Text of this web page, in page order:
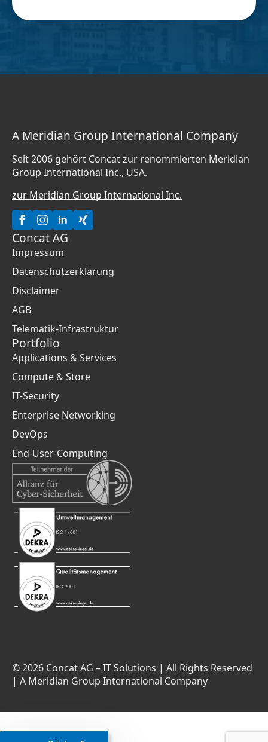
A Meridian Group International Company
Seit 2006 gehört Concat zur renommierten Meridian
Group International Inc., USA.
zur Meridian Group International Inc.
Concat AG
Impressum
Datenschutzerklärung
Disclaimer
AGB
Telematik-Infrastruktur
Portfolio
Applications & Services
Compute & Store
IT-Security
Enterprise Networking
DevOps
End-User-Computing
© 2026 Concat AG – IT Solutions | All Rights Reserved
| A Meridian Group International Company